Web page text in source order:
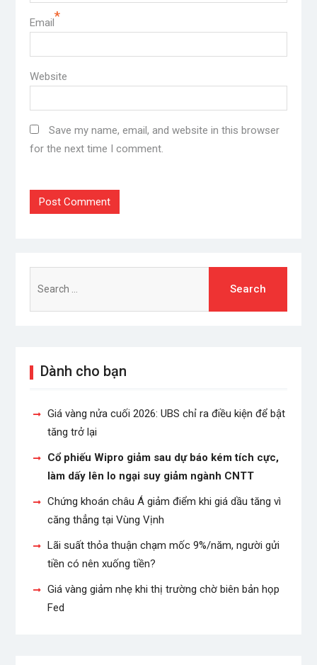
Email*
Website
Save my name, email, and website in this browser
for the next time I comment.
for:
Dành cho bạn
Giá vàng nửa cuối 2026: UBS chỉ ra điều kiện để bật
tăng trở lại
Cổ phiếu Wipro giảm sau dự báo kém tích cực,
làm dấy lên lo ngại suy giảm ngành CNTT
Chứng khoán châu Á giảm điểm khi giá dầu tăng vì
căng thẳng tại Vùng Vịnh
Lãi suất thỏa thuận chạm mốc 9%/năm, người gửi
tiền có nên xuống tiền?
Giá vàng giảm nhẹ khi thị trường chờ biên bản họp
Fed